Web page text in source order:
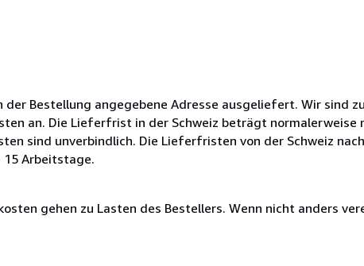
der Bestellung angegebene Adresse ausgeliefert. Wir sind
an. Die Lieferfrist in der Schweiz beträgt normalerweise
sind unverbindlich. Die Lieferfristen von der Schweiz
15 Arbeitstage.
gehen zu Lasten des Bestellers. Wenn nicht anders